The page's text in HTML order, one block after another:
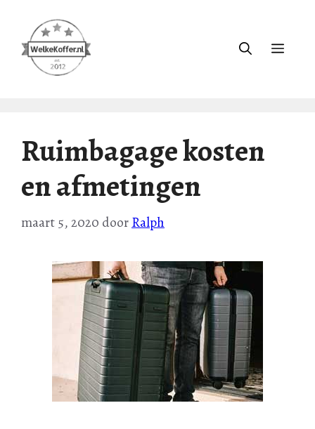
inhoud
Menu
Ruimbagage kosten
en afmetingen
maart 5, 2020 doorRalph